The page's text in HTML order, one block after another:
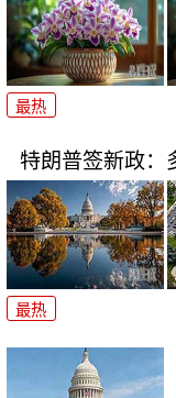
最热
特朗普签新政：
最热